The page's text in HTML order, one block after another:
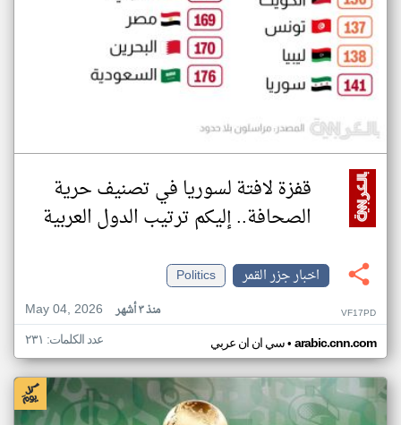
قفزة لافتة لسوريا في تصنيف حرية
الصحافة.. إليكم ترتيب الدول العربية
اخبار جزر القمر
Politics
May 04, 2026
منذ ٣ أشهر VF17PD
سي ان ان عربي• arabic.cnn.com عدد الكلمات: ٢٣١